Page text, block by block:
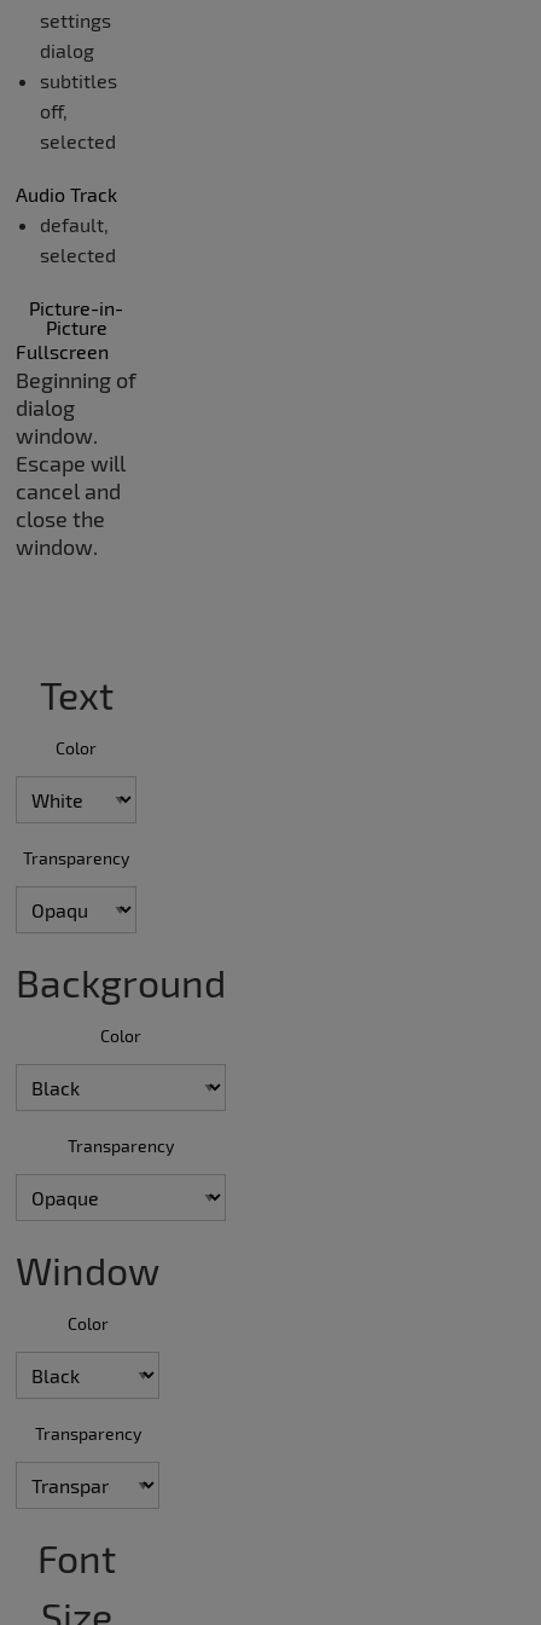
settings
dialog
subtitles
off,
selected
Audio Track
default,
selected
Picture-in-
Picture
Fullscreen
Beginning of
dialog
window.
Escape will
cancel and
close the
window.
Text
Color
Transparency
Background
Color
Transparency
Window
Color
Transparency
Font
Size